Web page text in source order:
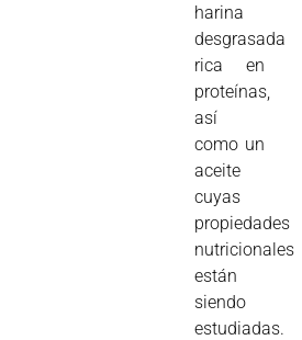
harina
desgrasada
rica en
proteínas,
así
como un
aceite
cuyas
propiedades
nutricionales
están
siendo
estudiadas.